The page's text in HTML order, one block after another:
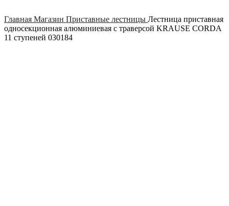
Главная Магазин Приставные лестницы Лестница приставная
односекционная алюминиевая с траверсой KRAUSE CORDA
11 ступеней 030184